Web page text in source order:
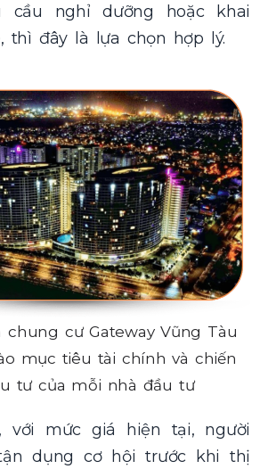
cầu nghỉ dưỡng hoặc khai
thì đây là lựa chọn hợp lý.
chung cư Gateway Vũng Tàu
mục tiêu tài chính và chiến
tư của mỗi nhà đầu tư
với mức giá hiện tại, người
dụng cơ hội trước khi thị